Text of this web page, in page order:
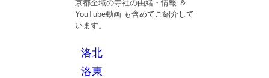
京都全域の寺社の由緒・情報 ＆
YouTube動画 も含めてご紹介して
います。
洛北
洛東